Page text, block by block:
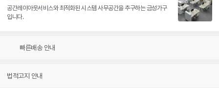
공간레이아웃서비스와 최적화된 시스템 사무공간을 추구하는 금성가구
입니다.
빠른배송 안내
법적고지 안내